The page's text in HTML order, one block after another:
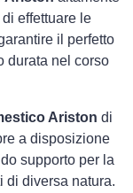
effettuare le
il perfetto
durata nel corso
Ariston di
a disposizione
supporto per la
di diversa natura.